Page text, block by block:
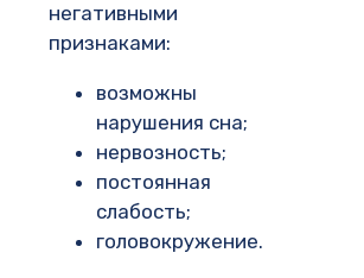
негативными
признаками:
возможны
нарушения сна;
нервозность;
постоянная
слабость;
головокружение.